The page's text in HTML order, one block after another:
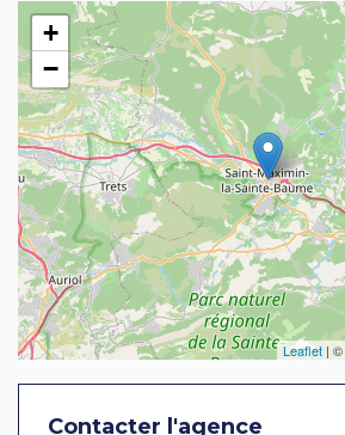
+
−
Leaflet | ©
Contacter l'agence